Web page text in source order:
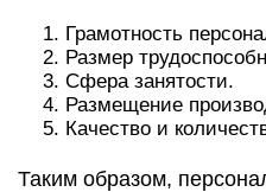
Грамотность
Размер
Сфера занятости.
Размещение
Качество и
Таким образом,